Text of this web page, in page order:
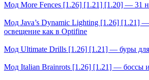
Мод More Fences [1.26] [1.21] [1.20] — 31
Мод Java’s Dynamic Lighting [1.26] [1.21]
освещение как в Optifine
Мод Ultimate Drills [1.26] [1.21] — буры
Мод Italian Brainrots [1.26] [1.21] — боссы